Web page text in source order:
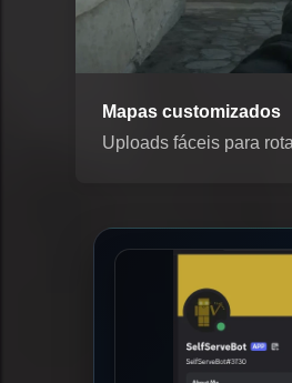
Mapas customizados
Uploads fáceis para